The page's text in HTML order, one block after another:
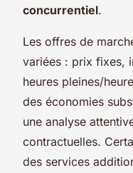
concurrentiel.
Les offres de
variées : prix fixes,
heures pleines/
des économies
une analyse
contractuelles.
des services